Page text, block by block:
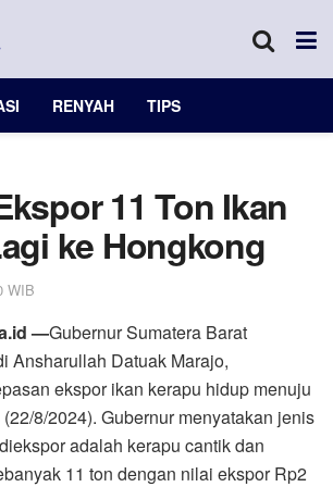
RENYAH TIPS
11 Ton Ikan
ke Hongkong
WIB
—Gubernur Sumatera Barat
Ansharullah Datuak Marajo,
ekspor ikan kerapu hidup menuju
8/2024). Gubernur menyatakan jenis
adalah kerapu cantik dan
11 ton dengan nilai ekspor Rp2